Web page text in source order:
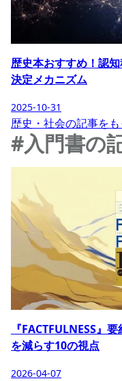
歴史本おすすめ！認
決定メカニズム
2025-10-31
歴史・社会の記事を
#入門書の
『FACTFULNESS』
を減らす10の視点
2026-04-07